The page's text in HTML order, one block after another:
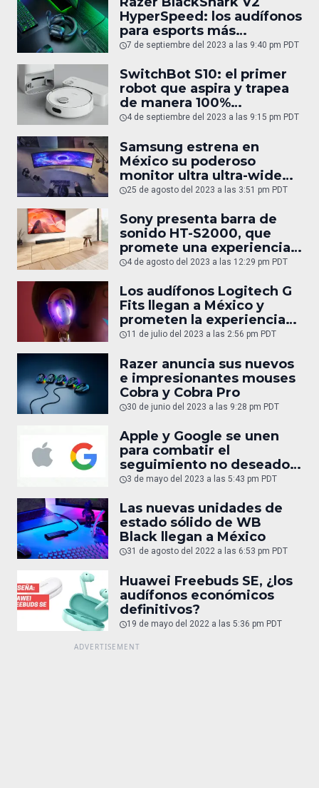
HyperSpeed: los audífonos
para esports más
cómodos y ligeros del
7 de septiembre del 2023 a las 9:40 pm PDT
SwitchBot S10: el primer
robot que aspira y trapea
de manera 100%
autónoma
4 de septiembre del 2023 a las 9:15 pm PDT
Samsung estrena en
México su poderoso
monitor ultra ultra-wide
Odyssey OLED G9
25 de agosto del 2023 a las 3:51 pm PDT
Sony presenta barra de
sonido HT-S2000, que
promete una experiencia
de sonido envolvente
4 de agosto del 2023 a las 12:29 pm PDT
Los audífonos Logitech G
Fits llegan a México y
prometen la experiencia
de audio más
historia
11 de julio del 2023 a las 2:56 pm PDT
Razer anuncia sus nuevos
e impresionantes mouses
Cobra y Cobra Pro
30 de junio del 2023 a las 9:28 pm PDT
Apple y Google se unen
para combatir el
seguimiento no deseado
de accesorios de
3 de mayo del 2023 a las 5:43 pm PDT
Las nuevas unidades de
estado sólido de WB
Black llegan a México
31 de agosto del 2022 a las 6:53 pm PDT
Huawei Freebuds SE, ¿los
audífonos económicos
definitivos?
19 de mayo del 2022 a las 5:36 pm PDT